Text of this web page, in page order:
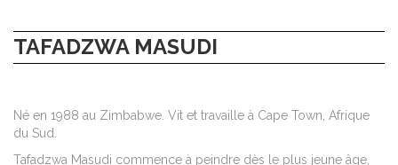
TAFADZWA MASUDI
Né en 1988 au Zimbabwe. Vit et travaille à Cape Town, Afrique
du Sud.
Tafadzwa Masudi commence à peindre dès le plus jeune âge,